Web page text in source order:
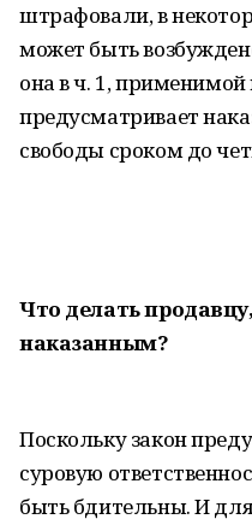
штрафовали, в
может быть
она в ч. 1,
предусматривает
свободы сроком до
Что делать
наказанным?
Поскольку закон
суровую
быть бдительны. И